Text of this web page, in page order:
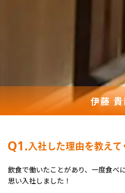
伊藤
入社した理由を教えて
Q1.
飲食で働いたことがあり、一度食べ
思い入社しました！